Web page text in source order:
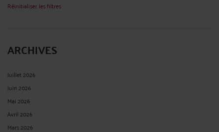
Juin 2026
Mai 2026
Avril 2026
Mars 2026
Février 2026